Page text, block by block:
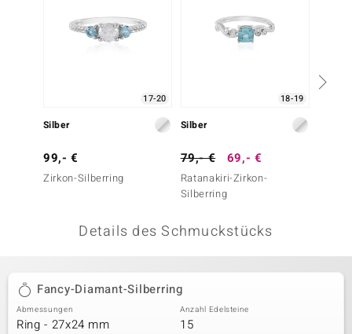
BY DE MELO
17-20
Silber
99,- €
Zirkon-Silberring
18-19
Silber
79,- € 69,- €
Ratanakiri-Zirkon-
Silberring
Details des Schmuckstücks
Fancy-Diamant-Silberring
Abmessungen
Ring - 27x24 mm
Anzahl Edelsteine
15